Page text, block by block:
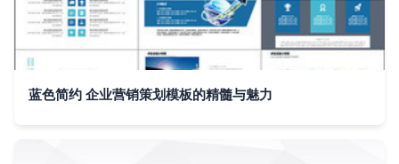
蓝色简约 企业营销策划模板的精髓与魅力